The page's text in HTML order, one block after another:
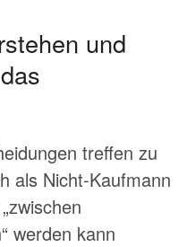
und
treffen zu
als Nicht-Kaufmann
werden kann